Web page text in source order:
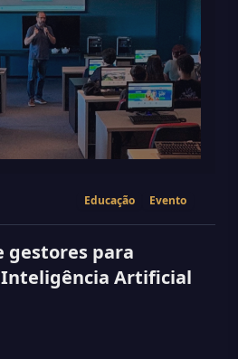
Educação Evento
gestores para